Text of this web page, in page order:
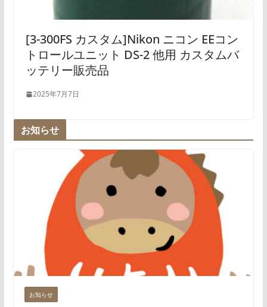
[3-300FS カスタム]Nikon ニコン EEコン
トロールユニット DS-2 他用 カスタムバ
ッテリー販売品
2025年7月7日
お知らせ
お知らせ